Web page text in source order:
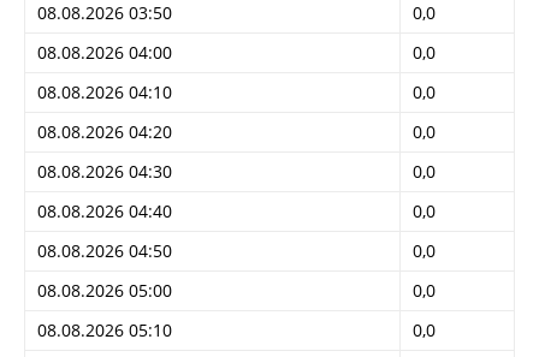
08.08.2026 03:50
0,0
08.08.2026 04:00
0,0
08.08.2026 04:10
0,0
08.08.2026 04:20
0,0
08.08.2026 04:30
0,0
08.08.2026 04:40
0,0
08.08.2026 04:50
0,0
08.08.2026 05:00
0,0
08.08.2026 05:10
0,0